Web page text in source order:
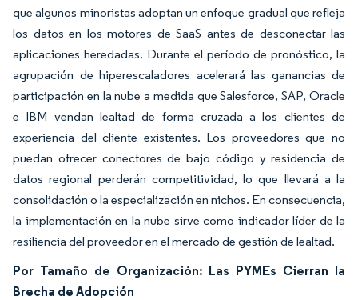
que algunos minoristas adoptan un enfoque gradual que refleja
los datos en los motores de SaaS antes de desconectar las
aplicaciones heredadas. Durante el período de pronóstico, la
agrupación de hiperescaladores acelerará las ganancias de
participación en la nube a medida que Salesforce, SAP, Oracle
e IBM vendan lealtad de forma cruzada a los clientes de
experiencia del cliente existentes. Los proveedores que no
puedan ofrecer conectores de bajo código y residencia de
datos regional perderán competitividad, lo que llevará a la
consolidación o la especialización en nichos. En consecuencia,
la implementación en la nube sirve como indicador líder de la
resiliencia del proveedor en el mercado de gestión de lealtad.
Por Tamaño de Organización: Las PYMEs Cierran la
Brecha de Adopción